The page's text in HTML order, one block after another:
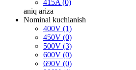
415A (0)
aniq ariza
Nominal kuchlanish
400V (1)
450V (0)
500V (3)
600V (0)
690V (0)